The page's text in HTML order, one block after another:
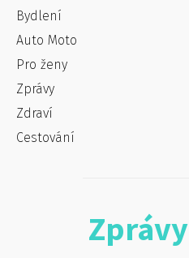
Bydlení
Auto Moto
Pro ženy
Zprávy
Zdraví
Cestování
Zprávy